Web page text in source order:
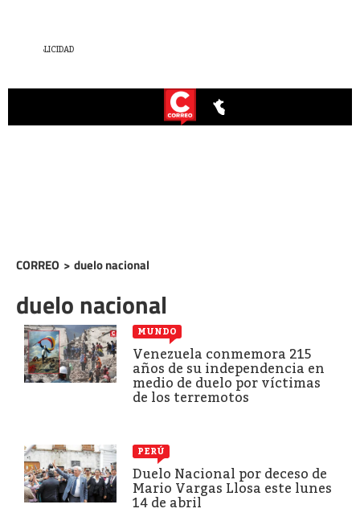
CORREO > duelo nacional
duelo nacional
MUNDO
Venezuela conmemora 215
años de su independencia en
medio de duelo por víctimas
de los terremotos
PERÚ
Duelo Nacional por deceso de
Mario Vargas Llosa este lunes
14 de abril